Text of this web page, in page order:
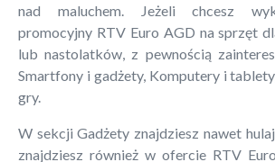
nad maluchem. Jeżeli chcesz
promocyjny RTV Euro AGD na sprzęt
lub nastolatków, z pewnością
Smartfony i gadżety, Komputery i
gry.
W sekcji Gadżety znajdziesz nawet
znajdziesz również w ofercie RTV